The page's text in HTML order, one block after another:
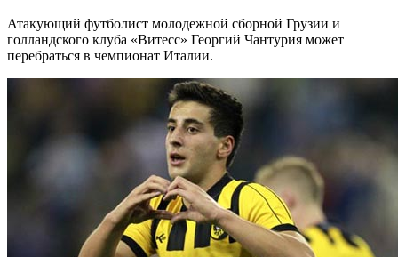
Атакующий футболист молодежной сборной Грузии и
голландского клуба «Витесс» Георгий Чантурия может
перебраться в чемпионат Италии.